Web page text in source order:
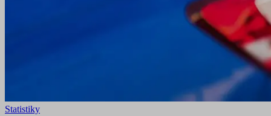
Statistiky